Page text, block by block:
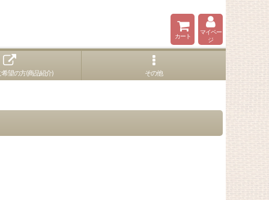
カート
マイペー
ジ
望の方(商品紹介) その他